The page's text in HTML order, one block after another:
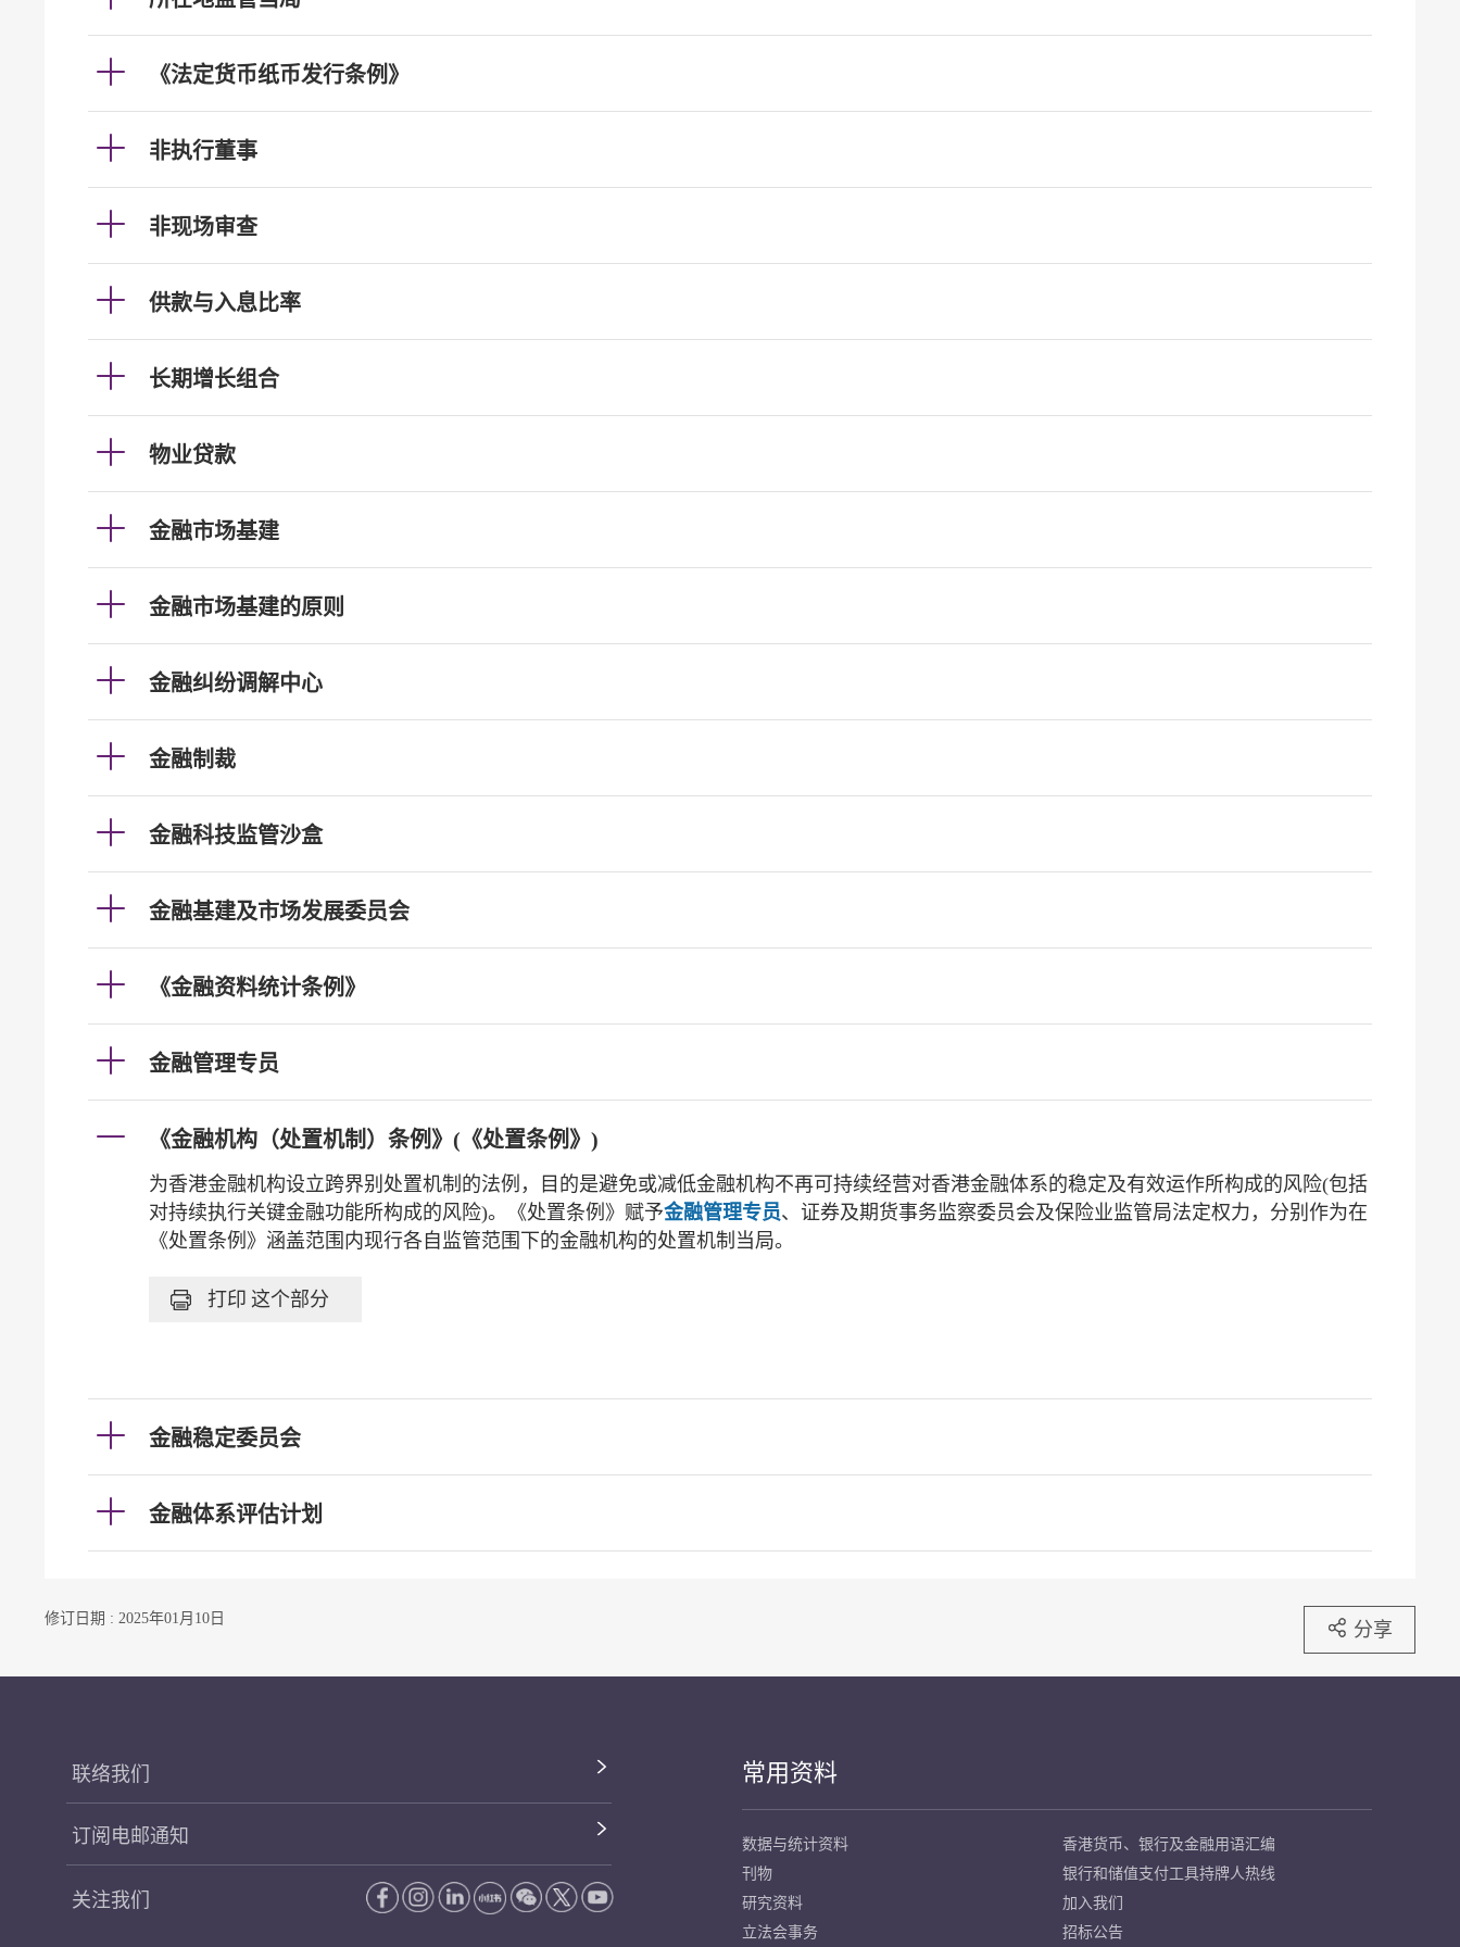
《法定货币纸币发行条例》
非执行董事
非现场审查
供款与入息比率
长期增长组合
物业贷款
金融市场基建
金融市场基建的原则
金融纠纷调解中心
金融制裁
金融科技监管沙盒
金融基建及市场发展委员会
《金融资料统计条例》
金融管理专员
《金融机构（处置机制）条例》(《处置条例》)
为香港金融机构设立跨界别处置机制的法例，目的是避免或减低金融机构不再可持续经营对香港金融体系的稳定及有效运作所构成的风险(包括
对持续执行关键金融功能所构成的风险)。《处置条例》赋予金融管理专员、证券及期货事务监察委员会及保险业监管局法定权力，分别作为在
《处置条例》涵盖范围内现行各自监管范围下的金融机构的处置机制当局。
打印 这个部分
金融稳定委员会
金融体系评估计划
修订日期 : 2025年01月10日 分享
联络我们
订阅电邮通知
关注我们
常用资料
数据与统计资料
刊物
研究资料
立法会事务
香港货币、银行及金融用语汇编
银行和储值支付工具持牌人热线
加入我们
招标公告